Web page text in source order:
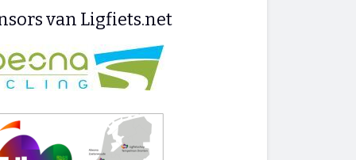
van Ligfiets.net